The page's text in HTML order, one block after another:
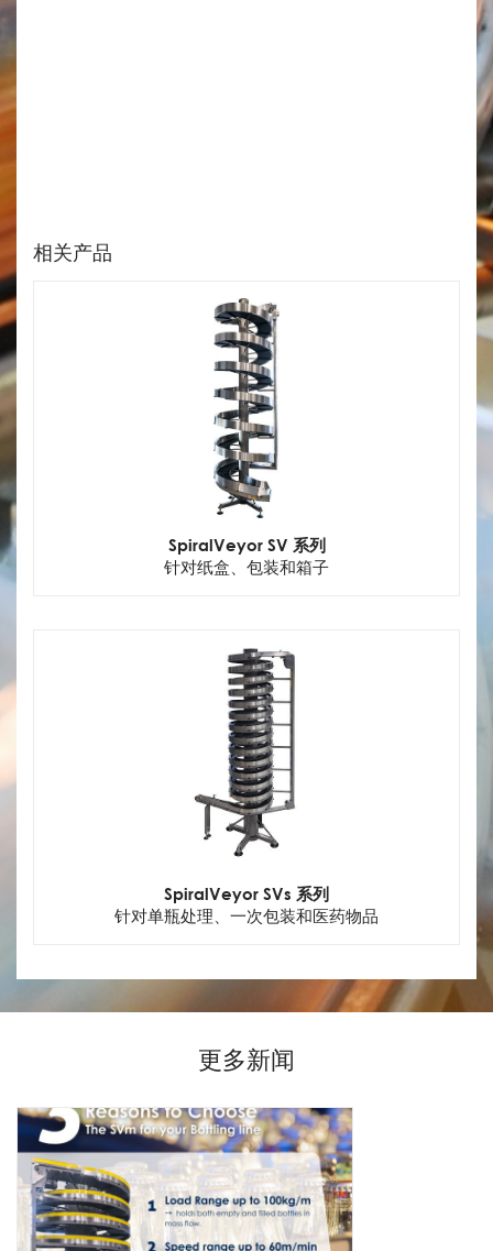
相关产品
SpiralVeyor SV 系列
针对纸盒、包装和箱子
SpiralVeyor SVs 系列
针对单瓶处理、一次包装和医药物品
更多新闻